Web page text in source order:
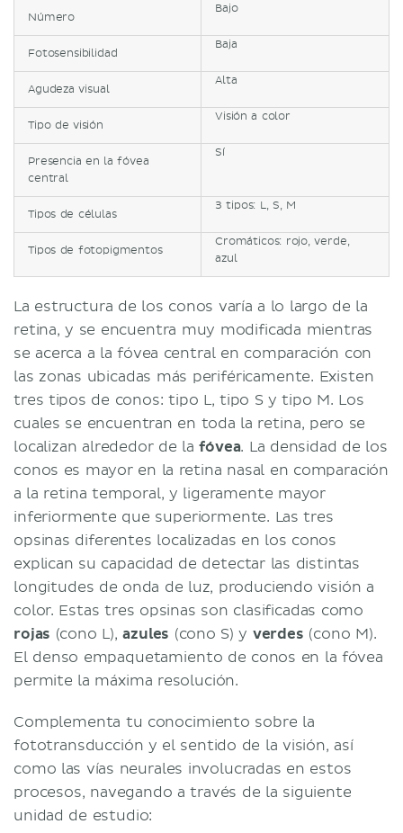
Número
Bajo
Fotosensibilidad
Baja
Agudeza visual
Alta
Tipo de visión
Visión a color
Presencia en la fóvea
central
Sí
Tipos de células
3 tipos: L, S, M
Tipos de fotopigmentos
Cromáticos: rojo, verde,
azul
La estructura de los conos varía a lo largo de la
retina, y se encuentra muy modificada mientras
se acerca a la fóvea central en comparación con
las zonas ubicadas más periféricamente. Existen
tres tipos de conos: tipo L, tipo S y tipo M. Los
cuales se encuentran en toda la retina, pero se
localizan alrededor de lafóvea. La densidad de los
conos es mayor en la retina nasal en comparación
a la retina temporal, y ligeramente mayor
inferiormente que superiormente. Las tres
opsinas diferentes localizadas en los conos
explican su capacidad de detectar las distintas
longitudes de onda de luz, produciendo visión a
color. Estas tres opsinas son clasificadas como
rojas (cono L),azules (cono S) y verdes (cono M).
El denso empaquetamiento de conos en la fóvea
permite la máxima resolución.
Complementa tu conocimiento sobre la
fototransducción y el sentido de la visión, así
como las vías neurales involucradas en estos
procesos, navegando a través de la siguiente
unidad de estudio: